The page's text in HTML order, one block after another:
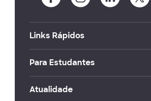
Links Rápidos
Para Estudantes
Atualidade